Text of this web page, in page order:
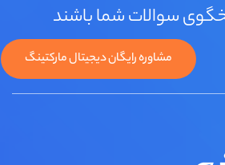
سوالات شما باشند
مشاوره رایگان دیجیتال مارکتینگ